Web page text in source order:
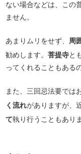
ない場合などは、この
ません。
あまりムリをせず、 周
勧めします。菩提寺と
ってくれることもある
また、三回忌法要では
く流れがありますが、
て執り行うこともあり